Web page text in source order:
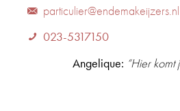
particulier@endemakeijzers.nl
023-5317150
Angelique: “Hier komt